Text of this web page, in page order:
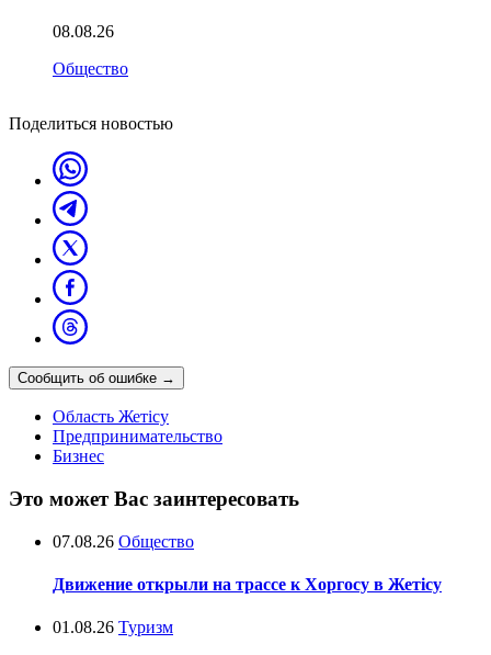
08.08.26
Общество
Поделиться новостью
Сообщить об ошибке →
Область Жетісу
Предпринимательство
Бизнес
Это может Вас заинтересовать
07.08.26 Общество
Движение открыли на трассе к Хоргосу в Жетісу
01.08.26 Туризм